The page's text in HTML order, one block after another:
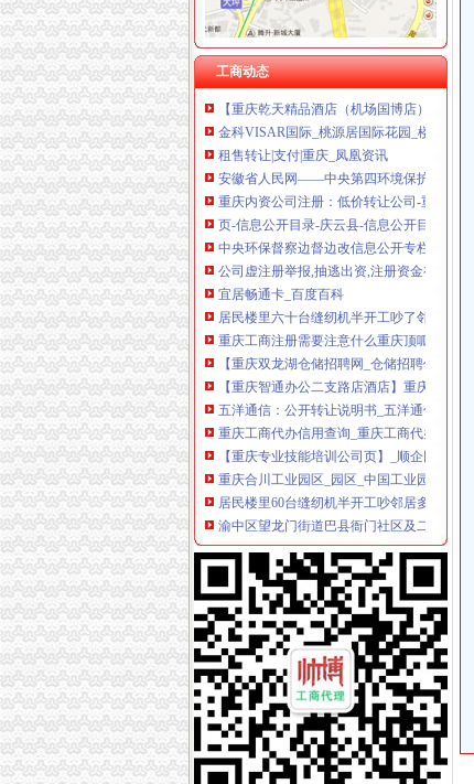
工商动态
综合理双龙湖景区台上区给水工程招标公
重庆创意公园_桃源居国际花园_楼盘对比分
婴幼用品存货处理—重庆渝北区双龙湖婴儿
【重庆乾天精品酒店（机场国博店）】地址
金科VISAR国际_桃源居国际花园_楼盘对比
租售转让|支付|重庆_凤凰资讯
安徽省人民网——中央第四环境保护督察组
重庆内资公司注册：低价转让公司-重庆爱问
页-信息公开目录-庆云县-信息公开目录-重
中央环保督察边督边改信息公开专栏
公司虚注册举报,抽逃出资,注册资金有严重
宜居畅通卡_百度百科
居民楼里六十台缝纫机半开工吵了邻居三
重庆工商注册需要注意什么重庆顶呱呱？
【重庆双龙湖仓储招聘网_仓储招聘信息】-
【重庆智通办公二支路店酒店】重庆智通办
五洋通信：公开转让说明书_五洋通信（）_
重庆工商代办信用查询_重庆工商代办企业/
【重庆专业技能培训公司页】_顺企网
重庆合川工业园区_园区_中国工业园网
居民楼里60台缝纫机半开工吵邻居多年_新闻
渝中区望龙门街道巴县衙门社区及二府衙
地质矿产研究院新建科研办公基地A区电梯
重庆康僖餐饮文化有限公司
重庆市国土资源和房屋管理局
中央第四环境保护督察组向我省转办的群
统景职业中学台式计算机招标公告-中国采招
空调招标公告_中国招标网_重庆市招标
渝北区双龙湖街道办_电话_地址|在哪里_上
重庆渝北区双龙湖签证办理,重庆渝北区双龙
【重庆双龙湖办公礼品印刷_办公礼品印刷
【重庆双龙湖办公家具维修_办公家具修理_
【双龙湖办公耗材】-今题双龙湖办公耗材网
【9图】双龙湖东临毛坯2室办一手证可按揭